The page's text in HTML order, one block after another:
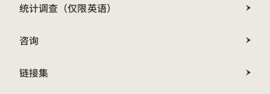
统计调查（仅限英语）
咨询
链接集